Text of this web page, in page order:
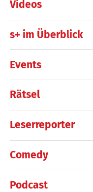
Videos
s+ im Überblick
Events
Rätsel
Leserreporter
Comedy
Podcast